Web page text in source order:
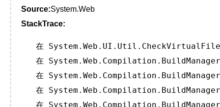
Source:System.Web
StackTrace:
在
在
在
在
在